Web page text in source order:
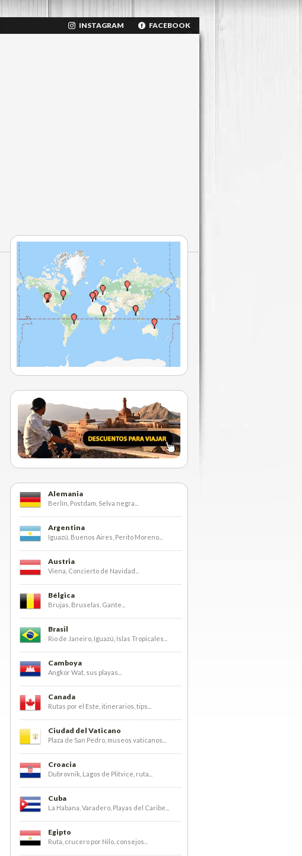
INSTAGRAM FACEBOOK
Alemania
Berlín, Postdam, Selva negra...
Argentina
Iguazú, Buenos Aires, Perito Moreno...
Austria
Viena, Concierto de Navidad...
Bélgica
Brujas, Bruselas, Gante...
Brasil
Rio de Janeiro, Iguazú, Islas Tropicales...
Camboya
Angkor Wat, sus playas...
Canada
Rutas por el Este, itinerarios, tips...
Ciudad del Vaticano
Plaza de San Pedro, museos vaticanos...
Croacia
Dubrovnik, Lagos de Plitvice, ruta...
Cuba
La Habana, Varadero, Playas del Caribe...
Egipto
Ruta, crucero por Nilo, consejos...